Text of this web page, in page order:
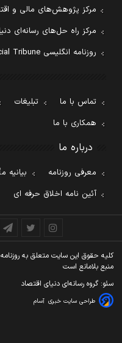
مرکز پژوهش‌های مالی و
مرکز راه حل‌های رسانه‌ای
روزنامه انگلیسی Financial Tribune
تماس با ما تبلیغات
همکاری با ما
درباره ما
معرفی روزنامه
بیانیه
آئین نامه اخلاق حرفه ای
کليه حقوق اين سايت متعلق به
منبع بلامانع است
سئو: گروه رسانه‌ای دنیای اقتصاد
طراحی سایت خبری آسام